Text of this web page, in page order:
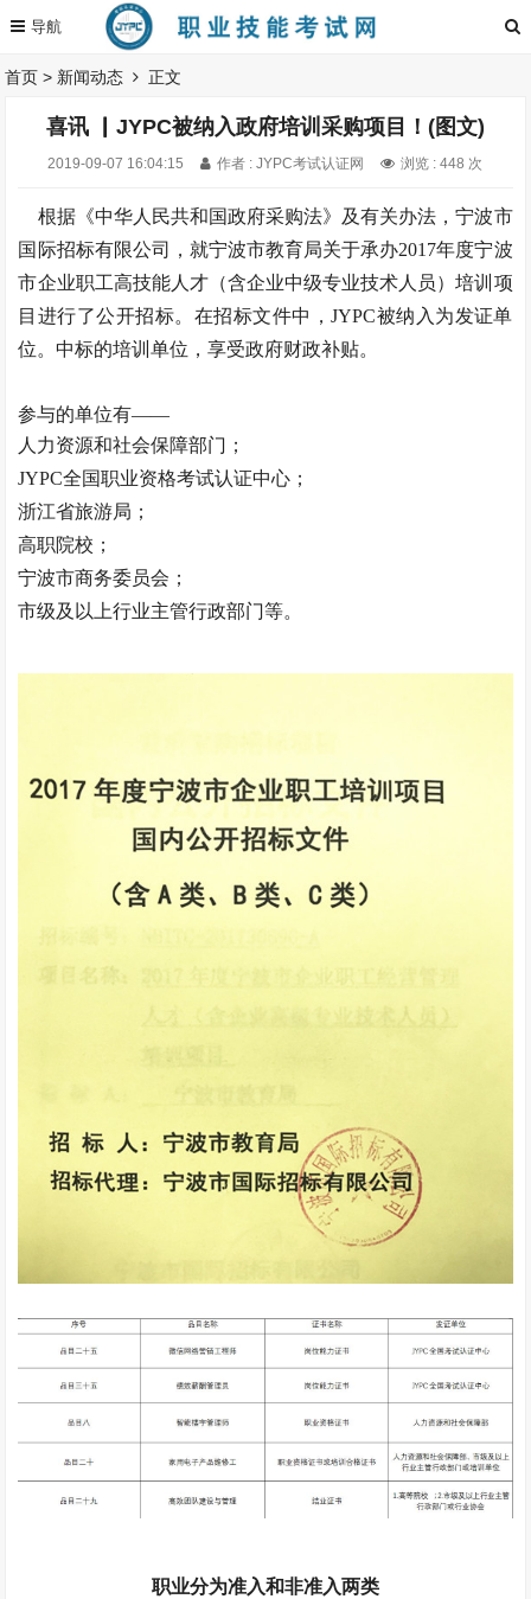
首页 > 新闻动态 正文
喜讯 ▏JYPC被纳入政府培训采购项目！(图文)
2019-09-07 16:04:15 作者 : JYPC考试认证网 浏览 : 448 次
根据《中华人民共和国政府采购法》及有关办法，宁波市
国际招标有限公司，就宁波市教育局关于承办2017年度宁波
市企业职工高技能人才（含企业中级专业技术人员）培训项
目进行了公开招标。在招标文件中，JYPC被纳入为发证单
位。中标的培训单位，享受政府财政补贴。
参与的单位有——
人力资源和社会保障部门；
JYPC全国职业资格考试认证中心；
浙江省旅游局；
高职院校；
宁波市商务委员会；
市级及以上行业主管行政部门等。
职业分为准入和非准入两类